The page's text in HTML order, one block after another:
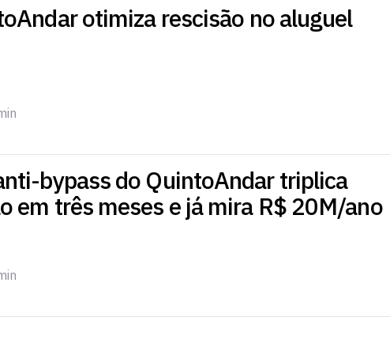
otimiza rescisão no aluguel​
bypass do QuintoAndar triplica
em três meses e já mira R$ 20M/ano